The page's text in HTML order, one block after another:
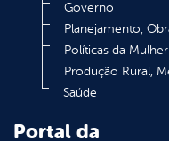
Governo
Planejamento,
Políticas da Mulher
Produção Rural,
Saúde
Portal da